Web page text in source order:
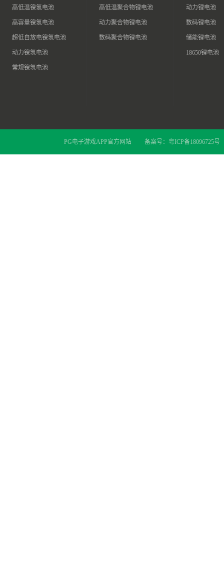
高低温镍氢电池
高容量镍氢电池
超低自放电镍氢电池
动力镍氢电池
常规镍氢电池
高低温聚合物锂电池
动力聚合物锂电池
数码聚合物锂电池
动力锂电池
数码锂电池
储能锂电池
18650锂电池
PG电子游戏APP官方网站 备案号： 粤ICP备18096725号